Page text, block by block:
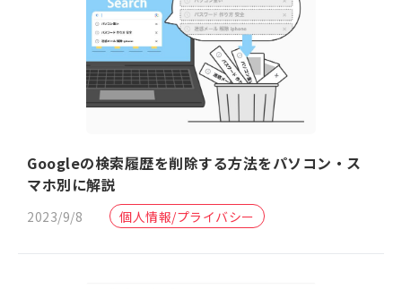
Googleの検索履歴を削除する方法をパソコン・ス
マホ別に解説
2023/9/8 個人情報/プライバシー